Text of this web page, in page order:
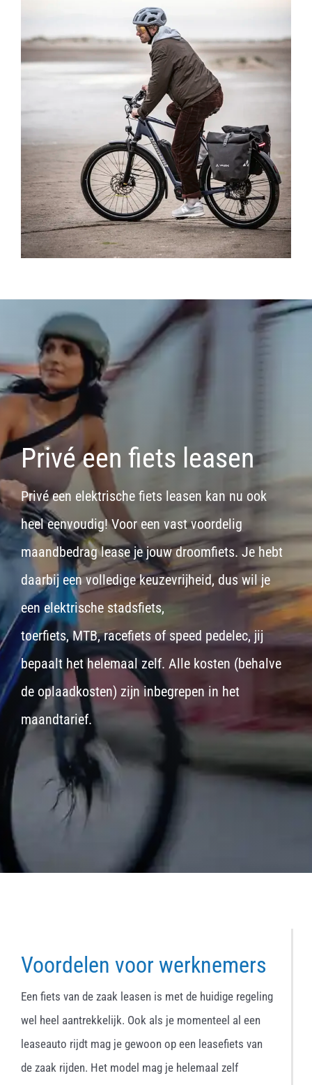
Privé een fiets leasen
Privé een elektrische fiets leasen kan nu ook
heel eenvoudig! Voor een vast voordelig
maandbedrag lease je jouw droomfiets. Je hebt
daarbij een volledige keuzevrijheid, dus wil je
eenelektrische stadsfiets,
toerfiets,MTB,racefietsof speed pedelec, jij
bepaalt het helemaal zelf. Alle kosten (behalve
de oplaadkosten) zijn inbegrepen in het
maandtarief.
Voordelen voor werknemers
Een fiets van de zaak leasen is met de huidige regeling
wel heel aantrekkelijk. Ook als je momenteel al een
leaseauto rijdt mag je gewoon op een leasefiets van
de zaak rijden. Het model mag je helemaal zelf